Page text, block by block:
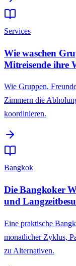
Services
Wie waschen
Mitreisende ihre
Wie Gruppen,
Zimmern die
koordinieren.
Bangkok
Die Bangkoker
und
Eine praktische
monatlicher Zyklus,
zu Alternativen.